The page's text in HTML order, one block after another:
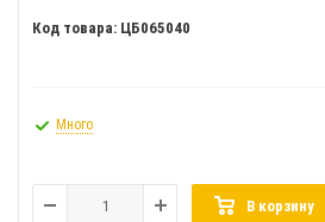
Код товара: ЦБ065040
Много
В корзину